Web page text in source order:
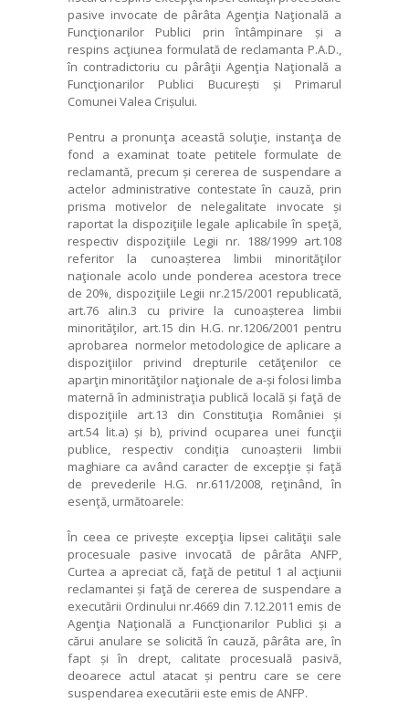
pasive invocate de pârâta Agenţia Naţională a
Funcţionarilor Publici prin întâmpinare și a
respins acţiunea formulată de reclamanta P.A.D.,
în contradictoriu cu pârâţii Agenţia Naţională a
Funcţionarilor Publici București și Primarul
Comunei Valea Crișului.
Pentru a pronunţa această soluţie, instanţa de
fond a examinat toate petitele formulate de
reclamantă, precum și cererea de suspendare a
actelor administrative contestate în cauză, prin
prisma motivelor de nelegalitate invocate și
raportat la dispoziţiile legale aplicabile în speţă,
respectiv dispoziţiile Legii nr. 188/1999 art.108
referitor la cunoașterea limbii minorităţilor
naţionale acolo unde ponderea acestora trece
de 20%, dispoziţiile Legii nr.215/2001 republicată,
art.76 alin.3 cu privire la cunoașterea limbii
minorităţilor, art.15 din H.G. nr.1206/2001 pentru
aprobarea normelor metodologice de aplicare a
dispoziţiilor privind drepturile cetăţenilor ce
aparţin minorităţilor naţionale de a-și folosi limba
maternă în administraţia publică locală și faţă de
dispoziţiile art.13 din Constituţia României și
art.54 lit.a) și b), privind ocuparea unei funcţii
publice, respectiv condiţia cunoașterii limbii
maghiare ca având caracter de excepţie și faţă
de prevederile H.G. nr.611/2008, reţinând, în
esenţă, următoarele:
În ceea ce privește excepţia lipsei calităţii sale
procesuale pasive invocată de pârâta ANFP,
Curtea a apreciat că, faţă de petitul 1 al acţiunii
reclamantei și faţă de cererea de suspendare a
executării Ordinului nr.4669 din 7.12.2011 emis de
Agenţia Naţională a Funcţionarilor Publici și a
cărui anulare se solicită în cauză, pârâta are, în
fapt și în drept, calitate procesuală pasivă,
deoarece actul atacat și pentru care se cere
suspendarea executării este emis de ANFP.